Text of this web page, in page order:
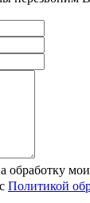
обработку
Политикой